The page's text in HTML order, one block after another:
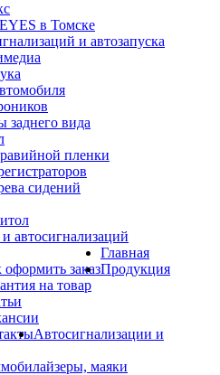
в Томске
и автозапуска
заднего вида
пленки
сидений
автосигнализаций
оформить заказ
на товар
Главная
Продукция
Автосигнализации и
маяки